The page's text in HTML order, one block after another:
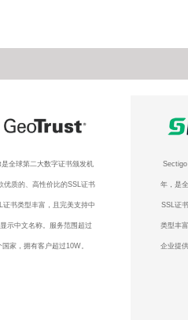
全球第二大数字证书颁发机
优质的、高性价比的SSL证书
证书类型丰富，且完美支持中
示中文名称。服务范围超过
国家，拥有客户超过10W。
年，是
SSL证
类型丰
企业提